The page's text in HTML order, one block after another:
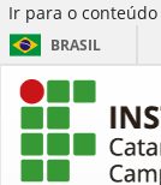
Ir para o conteúdo
BRASIL